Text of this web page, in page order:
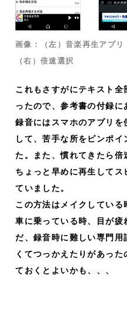
画像：（左）音楽再生アプ
（右）倍速選択
これもさすがにテキスト
ったので、参考書の付録に
録音にはスマホのアプリ
して、苦手な所をピンポ
た。また、慣れてきたら倍
ちょっと早めに再生して
ていました。
この方法はメイクしてい
車に乗っている時、目が疲
だ、録音時に難しい専門
くてつっかえたりがあっ
ておくとよいかも、、、